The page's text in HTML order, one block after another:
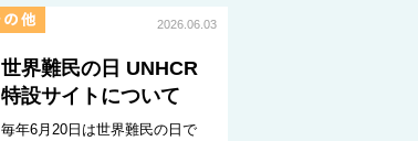
2026.06.03
世界難民の日 UNHCR
特設サイトについて
毎年6月20日は世界難民の日で